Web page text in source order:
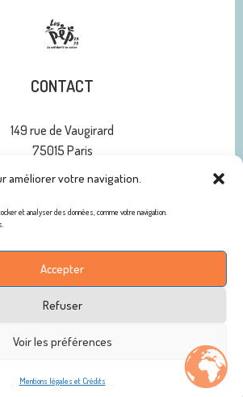
améliorer votre navigation.
et analyser des données, comme votre navigation.
Accepter
Refuser
Voir les préférences
Mentions légales et Crédits
CONTACT
149 rue de Vaugirard
75015 Paris
01 47 34 00 10
- Les PEP 75-78 / Tous droits réservés /